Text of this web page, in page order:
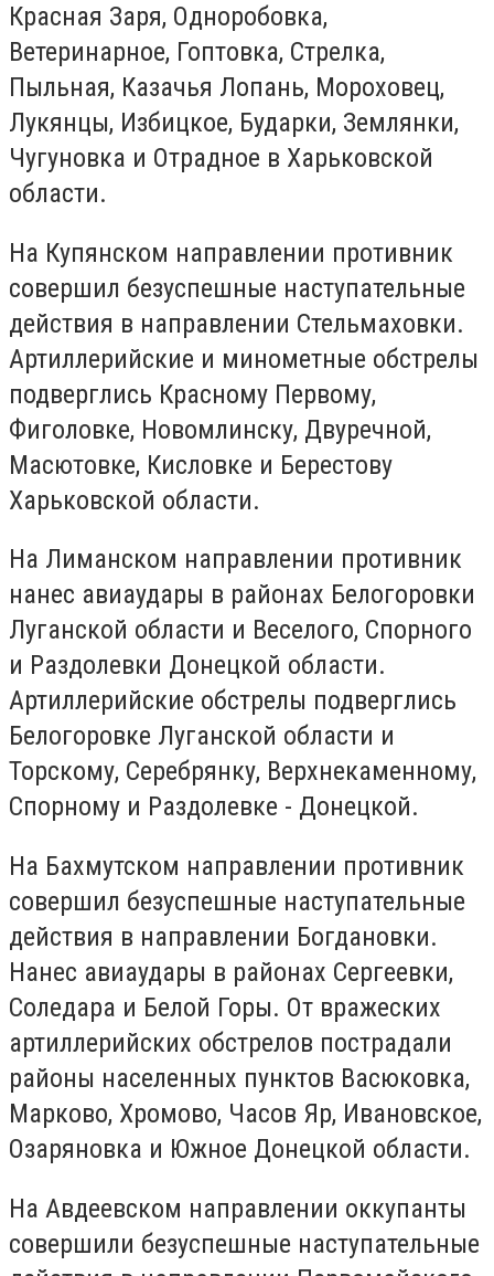
Красная Заря, Одноробовка,
Ветеринарное, Гоптовка, Стрелка,
Пыльная, Казачья Лопань, Мороховец,
Лукянцы, Избицкое, Бударки, Землянки,
Чугуновка и Отрадное в Харьковской
области.
На Купянском направлении противник
совершил безуспешные наступательные
действия в направлении Стельмаховки.
Артиллерийские и минометные обстрелы
подверглись Красному Первому,
Фиголовке, Новомлинску, Двуречной,
Масютовке, Кисловке и Берестову
Харьковской области.
На Лиманском направлении противник
нанес авиаудары в районах Белогоровки
Луганской области и Веселого, Спорного
и Раздолевки Донецкой области.
Артиллерийские обстрелы подверглись
Белогоровке Луганской области и
Торскому, Серебрянку, Верхнекаменному,
Спорному и Раздолевке - Донецкой.
На Бахмутском направлении противник
совершил безуспешные наступательные
действия в направлении Богдановки.
Нанес авиаудары в районах Сергеевки,
Соледара и Белой Горы. От вражеских
артиллерийских обстрелов пострадали
районы населенных пунктов Васюковка,
Марково, Хромово, Часов Яр, Ивановское,
Озаряновка и Южное Донецкой области.
На Авдеевском направлении оккупанты
совершили безуспешные наступательные